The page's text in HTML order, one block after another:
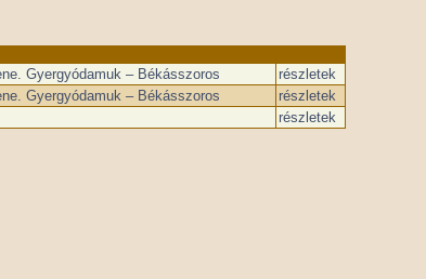
Gyergyódamuk – Békásszoros
részletek
Gyergyódamuk – Békásszoros
részletek
részletek